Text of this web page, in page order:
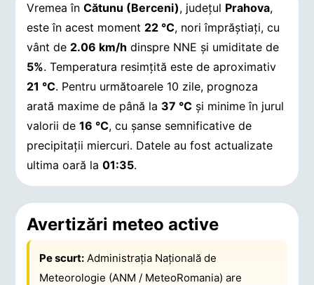
Vremea înCătunu (Berceni), județul Prahova,
este în acest moment 22 °C, nori împrăștiați, cu
vânt de 2.06 km/h dinspre NNE și umiditate de
5%. Temperatura resimțită este de aproximativ
21 °C. Pentru următoarele 10 zile, prognoza
arată maxime de până la 37 °C și minime în jurul
valorii de16 °C, cu șanse semnificative de
precipitații miercuri. Datele au fost actualizate
ultima oară la01:35.
Avertizări meteo active
Pe scurt: Administrația Națională de
Meteorologie (ANM / MeteoRomania) are